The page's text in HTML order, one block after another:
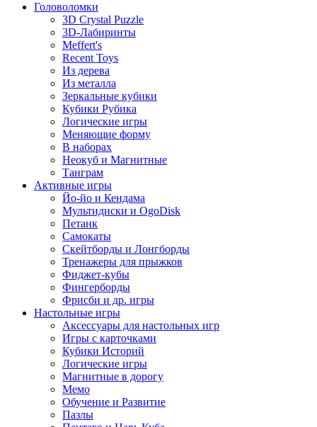
Головоломки
3D Crystal Puzzle
3D-Лабиринты
Meffert's
Recent Toys
Из дерева
Из металла
Зеркальные кубики
Кубики Рубика
Логические игры
Меняющие форму
В наборах
Неокуб и Магнитные
Танграм
Активные игры
Йо-йо и Кендама
Мультидиски и OgoDisk
Петанк
Самокаты
Скейтборды и Лонгборды
Тренажеры для прыжков
Фиджет-кубы
Фингерборды
Фрисби и др. игры
Настольные игры
Аксессуары для настольных игр
Игры с карточками
Кубики Историй
Логические игры
Магнитные в дорогу
Мемо
Обучение и Развитие
Пазлы